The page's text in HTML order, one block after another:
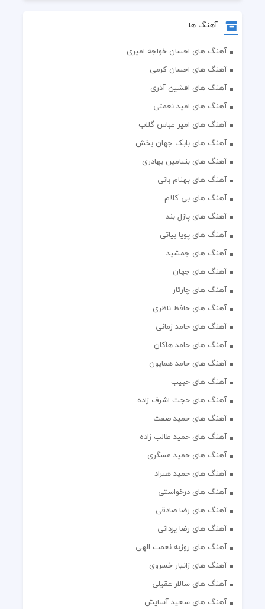
آهنگ ها
آهنگ های احسان خواجه امیری
آهنگ های احسان کرمی
آهنگ های افشین آذری
آهنگ های امید نعمتی
آهنگ های امیر عباس گلاب
آهنگ های بابک جهان بخش
آهنگ های بنیامین بهادری
آهنگ های بهنام بانی
آهنگ های بی کلام
آهنگ های پازل بند
آهنگ های پویا بیاتی
آهنگ های جمشید
آهنگ های جهان
آهنگ های چارتار
آهنگ های حافظ ناظری
آهنگ های حامد زمانی
آهنگ های حامد هاکان
آهنگ های حامد همایون
آهنگ های حبیب
آهنگ های حجت اشرف زاده
آهنگ های حمید صفت
آهنگ های حمید طالب زاده
آهنگ های حمید عسگری
آهنگ های حمید هیراد
آهنگ های درخواستی
آهنگ های رضا صادقی
آهنگ های رضا یزدانی
آهنگ های روزبه نعمت الهی
آهنگ های زانیار خسروی
آهنگ های سالار عقیلی
آهنگ های سعید آسایش